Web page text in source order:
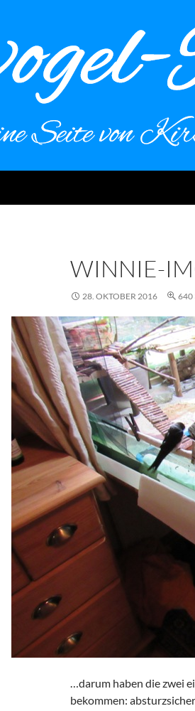
WINNIE-
28. OKTOBER 2016 640
…darum haben die zwei
bekommen: